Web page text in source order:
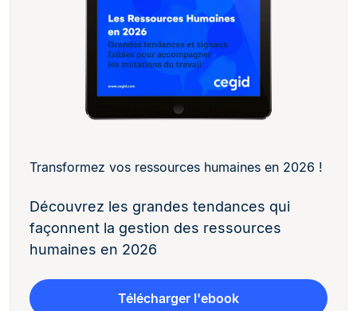
Transformez vos ressources humaines en 2026 !
Découvrez les grandes tendances qui
façonnent la gestion des ressources
humaines en 2026
Télécharger l'ebook